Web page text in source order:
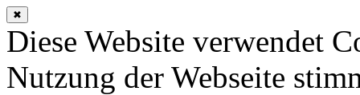
✖
Diese Website verwendet
Nutzung der Webseite